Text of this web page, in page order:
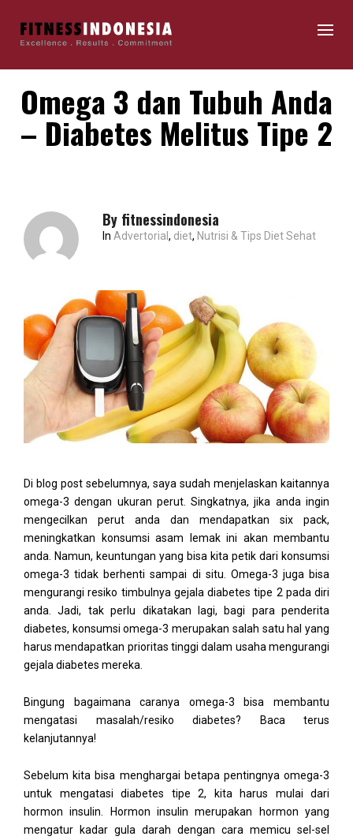
Omega 3 dan Tubuh Anda
– Diabetes Melitus Tipe 2
By fitnessindonesia
In Advertorial , diet, Nutrisi & Tips Diet Sehat
Di blog post sebelumnya, saya sudah menjelaskan kaitannya
omega-3 dengan ukuran perut. Singkatnya, jika anda ingin
mengecilkan perut anda dan mendapatkan six pack,
meningkatkan konsumsi asam lemak ini akan membantu
anda. Namun, keuntungan yang bisa kita petik dari konsumsi
omega-3 tidak berhenti sampai di situ. Omega-3 juga bisa
mengurangi resiko timbulnya gejala diabetes tipe 2 pada diri
anda. Jadi, tak perlu dikatakan lagi, bagi para penderita
diabetes, konsumsi omega-3 merupakan salah satu hal yang
harus mendapatkan prioritas tinggi dalam usaha mengurangi
gejala diabetes mereka.
Bingung bagaimana caranya omega-3 bisa membantu
mengatasi masalah/resiko diabetes? Baca terus
kelanjutannya!
Sebelum kita bisa menghargai betapa pentingnya omega-3
untuk mengatasi diabetes tipe 2, kita harus mulai dari
hormon insulin. Hormon insulin merupakan hormon yang
mengatur kadar gula darah dengan cara memicu sel-sel